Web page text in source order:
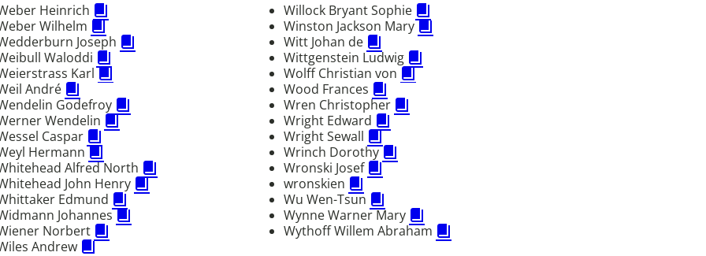
Heinrich
Wilhelm
Joseph
Waloddi
Karl
André
Godefroy
Wendelin
Caspar
Hermann
Alfred North
John Henry
Edmund
Johannes
Norbert
Andrew
Willock Bryant Sophie
Winston Jackson Mary
Witt Johan de
Wittgenstein Ludwig
Wolff Christian von
Wood Frances
Wren Christopher
Wright Edward
Wright Sewall
Wrinch Dorothy
Wronski Josef
wronskien
Wu Wen-Tsun
Wynne Warner Mary
Wythoff Willem Abraham